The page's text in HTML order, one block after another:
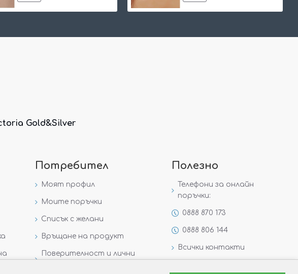
Gold&Silver
Потребител
Моят профил
Моите поръчки
Списък с желани
Връщане на продукт
Поверителност и лични
Полезно
Телефони за онлайн
поръчки:
0888 870 173
0888 806 144
Всички контакти